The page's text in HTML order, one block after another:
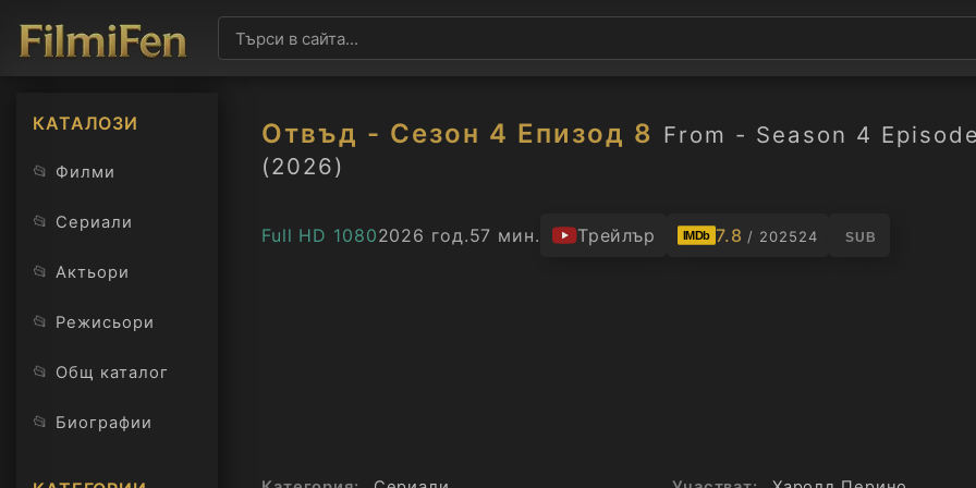
КАТАЛОЗИ
📂 Филми
📂 Сериали
📂 Актьори
📂 Режисьори
📂 Общ каталог
📂 Биографии
Отвъд - Сезон 4 Епизод 8 From - Season 4
(2026)
Full HD 10802026 год.57 мин. Трейлър IMDb 7.8 / 202524 SUB